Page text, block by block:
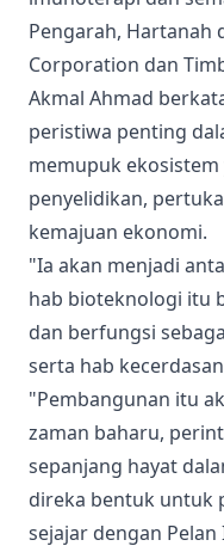
Pengarah,
Corporation dan
Akmal Ahmad
peristiwa penting
memupuk
penyelidikan,
kemajuan ekonomi.
"Ia akan menjadi
hab bioteknologi itu
dan berfungsi
serta hab
"Pembangunan itu
zaman baharu,
sepanjang hayat
direka bentuk untuk
sejajar dengan